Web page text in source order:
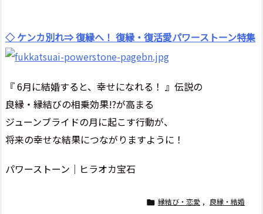
◇ ケンカ別れ⇒ 復縁へ！ 復縁・復活愛パワーストーン特集
『 6月に結婚すると、幸せになれる！ 』伝説の
良縁・縁結びの相乗効果!?が高まる
ジューンブライドの月に起こす行動が、
将来の幸せな結果につながりますように！
パワーストーン｜ヒラオカ宝石
 縁結び・恋愛 , 良縁・結婚